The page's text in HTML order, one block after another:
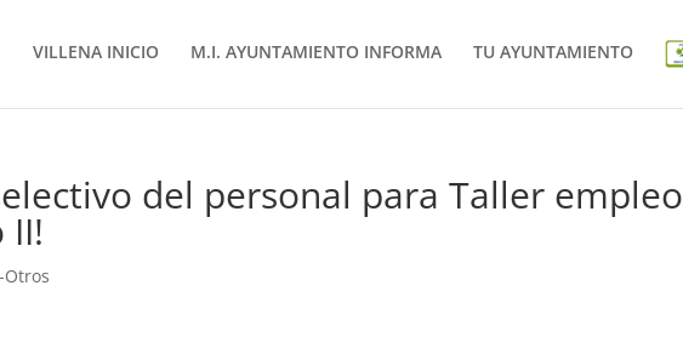
VILLENA INICIO M.I. AYUNTAMIENTO INFORMA TU AYUNTAMIENTO
del personal para Taller empleo
II!
Otros